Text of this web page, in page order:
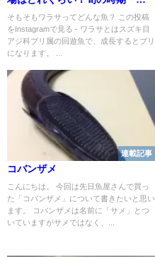
気の調理方法もご紹介
そもそもワラサってどんな魚？ この投稿
をInstagramで見る - ワラサとはスズキ目
アジ科ブリ属の回遊魚で、成長するとブリ
になります。 ...
連載記事
コバンザメ
こんにちは。 今回は先日魚屋さんで買っ
た「コバンザメ」について書きたいと思い
ます。 コバンザメは名前に「サメ」とつ
いていますがサメではなく、...